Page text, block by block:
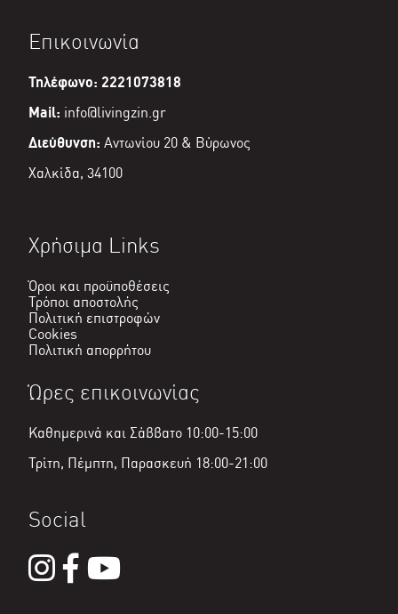
Επικοινωνία
Τηλέφωνο: 2221073818
Mail: info@livingzin.gr
Διεύθυνση: Αντωνίου 20 & Βύρωνος
Χαλκίδα, 34100
Χρήσιμα Links
Όροι και προϋποθέσεις
Τρόποι αποστολής
Πολιτική επιστροφών
Cookies
Πολιτική απορρήτου
Ώρες επικοινωνίας
Καθημερινά και Σάββατο 10:00-15:00
Τρίτη, Πέμπτη, Παρασκευή 18:00-21:00
Social